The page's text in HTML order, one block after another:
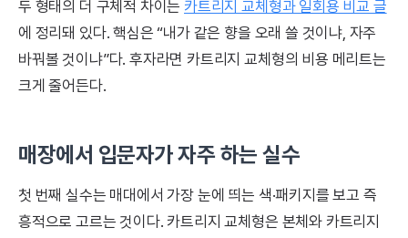
두 형태의 더 구체적 차이는 카트리지 교체형과 일회용 비교 글
에 정리돼 있다. 핵심은 “내가 같은 향을 오래 쓸 것이냐, 자주
바꿔볼 것이냐”다. 후자라면 카트리지 교체형의 비용 메리트는
크게 줄어든다.
매장에서 입문자가 자주 하는 실수
첫 번째 실수는 매대에서 가장 눈에 띄는 색·패키지를 보고 즉
흥적으로 고르는 것이다. 카트리지 교체형은 본체와 카트리지